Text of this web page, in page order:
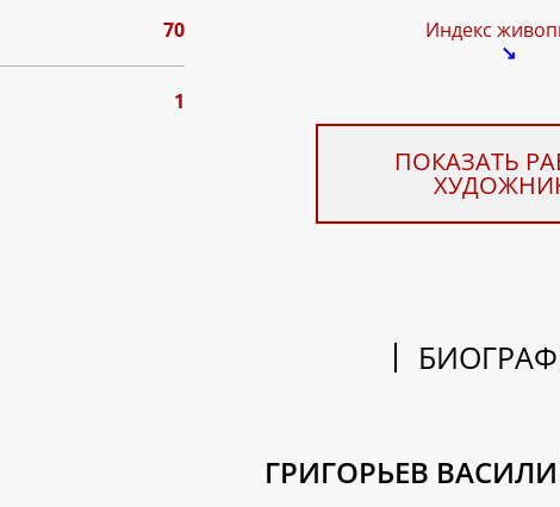
70
1
Индекс
↘
ПОКАЗАТЬ
ГРИГОРЬЕВ